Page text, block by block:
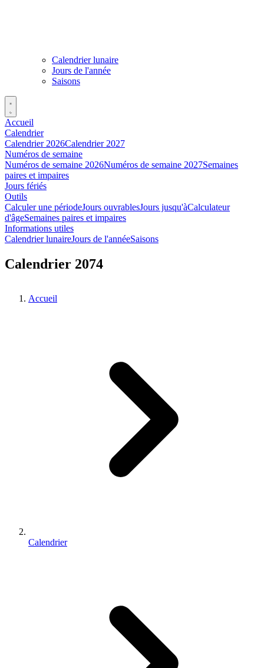
Calendrier lunaire
Jours de l'année
Saisons
Accueil
Calendrier
Calendrier 2026Calendrier 2027
Numéros de semaine
Numéros de semaine 2026Numéros de semaine 2027Semaines
paires et impaires
Jours fériés
Outils
Calculer une périodeJours ouvrablesJours jusqu'àCalculateur
d'âgeSemaines paires et impaires
Informations utiles
Calendrier lunaireJours de l'annéeSaisons
Calendrier 2074
Accueil
Calendrier